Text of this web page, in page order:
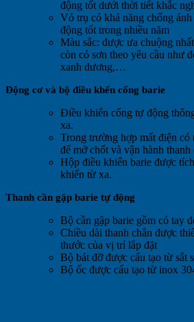
động tốt dưới thời tiết khắc
Vỏ trụ có khả năng chống
động tốt trong nhiều năm
Màu sắc: được ưa chuộng
còn có sơn theo yêu cầu như
xanh dương,…
Động cơ và bộ điều khển cổng barie
Điều khiển cổng tự động
xa.
Trong trường hợp mất điện có
để mở chốt và vận hành thanh
Hộp điều khiển barie được
khiển từ xa.
Thanh cần gập barie tự động
Bộ cần gập barie gồm có tay
Chiều dài thanh chắn được
thước của vị trí lắp đặt
Bộ bát đỡ được cấu tạo từ sắt
Bộ ốc được cấu tạo từ inox